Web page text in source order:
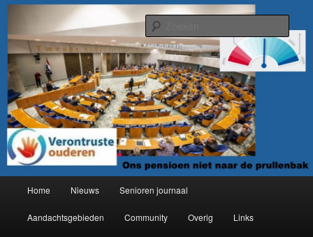
Spring
de
primaire
inhoud
Spring
de
secundaire
inhoud Verontruste ouderen
Organisatie van verontruste ouderen
Home Nieuws Senioren journaal
Aandachtsgebieden Community Overig Links